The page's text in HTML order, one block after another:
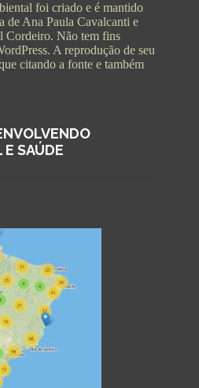
foi criado e é mantido
de Ana Paula Cavalcanti e
Cordeiro. Não tem fins
A reprodução de seu
citando a fonte e também
SAÚDE